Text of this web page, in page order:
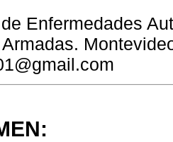
Enfermedades